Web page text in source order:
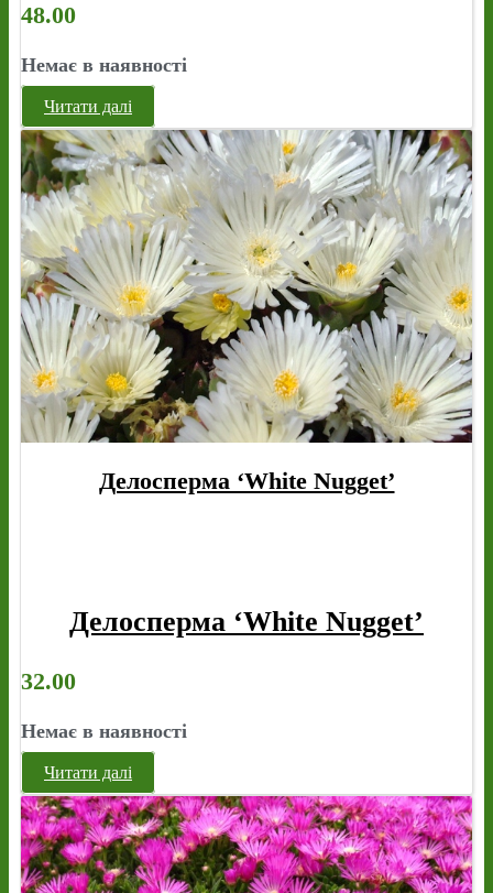
48.00
Немає в наявності
Читати далі
Делосперма ‘White Nugget’
Делосперма ‘White Nugget’
32.00
Немає в наявності
Читати далі